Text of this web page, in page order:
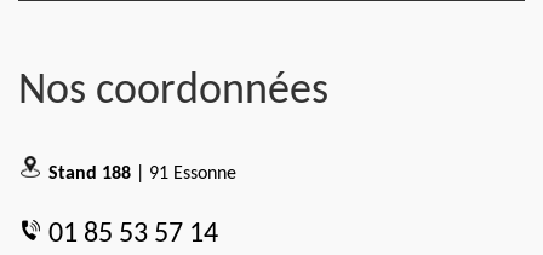
Nos coordonnées
Stand 188 | 91 Essonne
01 85 53 57 14